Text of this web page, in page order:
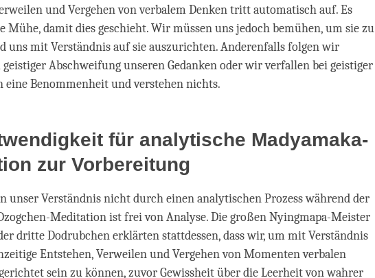
und Vergehen von verbalem Denken tritt automatisch auf. Es
Mühe, damit dies geschieht. Wir müssen uns jedoch bemühen, um sie zu
uns mit Verständnis auf sie auszurichten. Anderenfalls folgen wir
Abschweifung unseren Gedanken oder wir verfallen bei geistiger
Benommenheit und verstehen nichts.
für analytische Madyamaka-
zur Vorbereitung
unser Verständnis nicht durch einen analytischen Prozess während der
Meditation ist frei von Analyse. Die großen Nyingmapa-Meister
dritte Dodrubchen erklärten stattdessen, dass wir, um mit Verständnis
Entstehen, Verweilen und Vergehen von Momenten verbalen
sein zu können, zuvor Gewissheit über die Leerheit von wahrer